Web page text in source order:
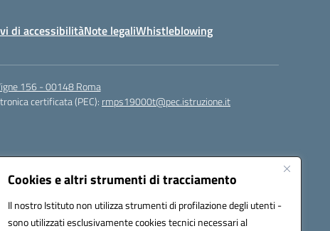
Cookies e altri strumenti di tracciamento
Il nostro Istituto non utilizza strumenti di profilazione degli utenti -
sono utilizzati esclusivamente cookies tecnici necessari al
di accessibilitàNote legaliWhistleblowing
156 - 00148 Roma
certificata (PEC): rmps19000t@pec.istruzione.it